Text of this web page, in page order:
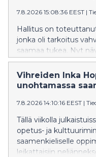
7.8.2026 15:08:36 EEST |
Hallitus on
jonka oli tarkoitus
saamaa tukea. Nyt
kunnista on
tarpeiden mukaista
lakkautetaan
toimenpiteisiin.
Vihreiden Inka
unohtamassa
7.8.2026 14:10:16 EEST |
Tällä viikolla
opetus- ja
saamenkieliselle
leikattaisiin